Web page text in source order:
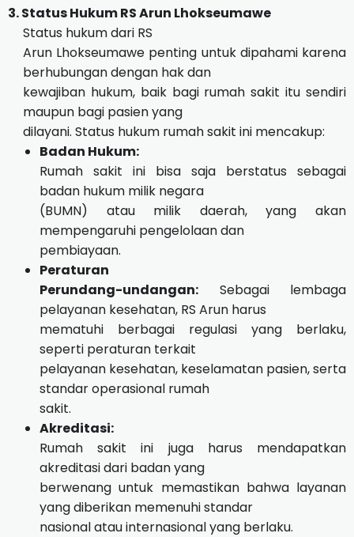
3. Status Hukum RS Arun Lhokseumawe
Status hukum dari RS
Arun Lhokseumawe penting untuk dipahami karena
berhubungan dengan hak dan
kewajiban hukum, baik bagi rumah sakit itu sendiri
maupun bagi pasien yang
dilayani. Status hukum rumah sakit ini mencakup:
Badan Hukum:
Rumah sakit ini bisa saja berstatus sebagai
badan hukum milik negara
(BUMN) atau milik daerah, yang akan
mempengaruhi pengelolaan dan
pembiayaan.
Peraturan
Perundang-undangan: Sebagai lembaga
pelayanan kesehatan, RS Arun harus
mematuhi berbagai regulasi yang berlaku,
seperti peraturan terkait
pelayanan kesehatan, keselamatan pasien, serta
standar operasional rumah
sakit.
Akreditasi:
Rumah sakit ini juga harus mendapatkan
akreditasi dari badan yang
berwenang untuk memastikan bahwa layanan
yang diberikan memenuhi standar
nasional atau internasional yang berlaku.